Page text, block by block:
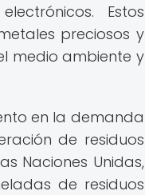
Estos
preciosos y
medio ambiente y
en la demanda
de residuos
Naciones Unidas,
de residuos